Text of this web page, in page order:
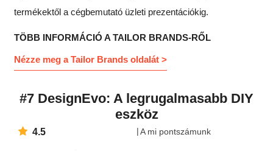
termékektől a cégbemutató üzleti prezentációkig.
TÖBB INFORMÁCIÓ A TAILOR BRANDS-RŐL
Nézze meg a Tailor Brands oldalát >
#7 DesignEvo: A legrugalmasabb DIY
eszköz
4.5 A mi pontszámunk